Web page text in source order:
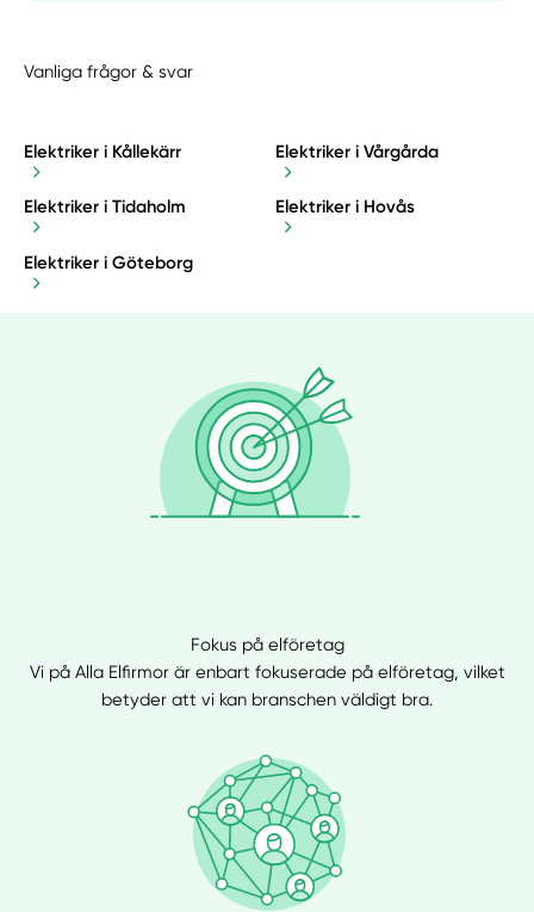
Vanliga frågor & svar
Elektriker i Kållekärr Elektriker i Vårgårda
Elektriker i Tidaholm Elektriker i Hovås
Elektriker i Göteborg
Fokus på elföretag
Vi på Alla Elfirmor är enbart fokuserade på elföretag, vilket
betyder att vi kan branschen väldigt bra.